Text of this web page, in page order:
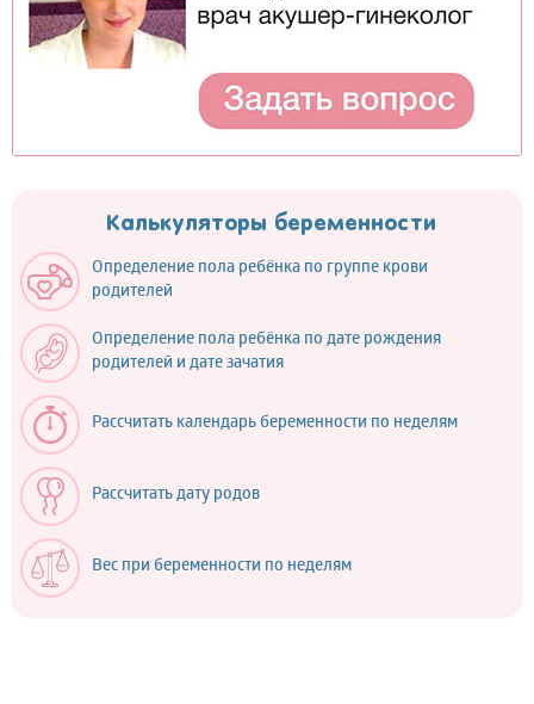
Калькуляторы беременности
Определение пола ребёнка по группе крови
родителей
Определение пола ребёнка по дате рождения
родителей и дате зачатия
Рассчитать календарь беременности по неделям
Рассчитать дату родов
Вес при беременности по неделям